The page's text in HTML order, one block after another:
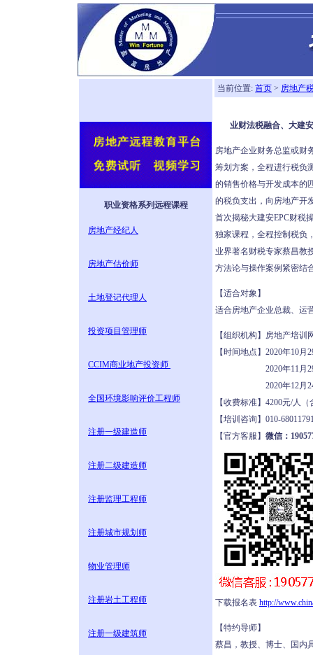
职业资格系列远程课程
房地产经纪人
房地产估价师
土地登记代理人
投资项目管理师
CCIM商业地产投资师
全国环境影响评价工程师
注册一级建造师
注册二级建造师
注册监理工程师
注册城市规划师
物业管理师
注册岩土工程师
注册一级建筑师
当前位置: 首页 > 房地产
业财法税融合、大建
房地产企业财务总监或财
筹划方案，全程进行税负
的销售价格与开发成本的
的税负支出，向房地产开
首次揭秘大建安EPC财税
独家课程，全程控制税负
业界著名财税专家蔡昌教
方法论与操作案例紧密结
【适合对象】
适合房地产企业总裁、运
【组织机构】房地产培
【时间地点】2020年10
2020年11月29-20
2020年12月24-25
【收费标准】4200元/人
【培训咨询】010-
【官方客服】 微信：
下载报名表 http://
【特约导师】
蔡昌，教授、博士、国内